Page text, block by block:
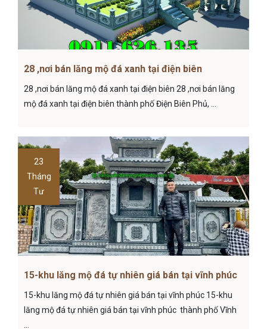
28 ,nơi bán lăng mộ đá xanh tại điện biên
28 ,nơi bán lăng mộ đá xanh tại điện biên 28 ,nơi bán lăng
mộ đá xanh tại điện biên thành phố Điện Biên Phủ, ...
23
Tháng
Tư
15-khu lăng mộ đá tự nhiên giá bán tại vĩnh phúc
15-khu lăng mộ đá tự nhiên giá bán tại vĩnh phúc 15-khu
lăng mộ đá tự nhiên giá bán tại vĩnh phúc thành phố Vĩnh